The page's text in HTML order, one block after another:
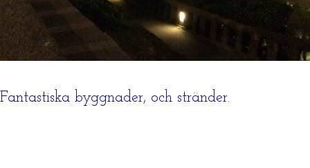
Fantastiska byggnader, och stränder.